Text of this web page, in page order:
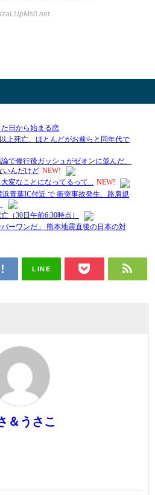
LINE
＆うさこ